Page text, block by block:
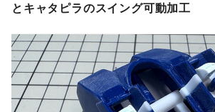
とキャタピラのスイング可動加工